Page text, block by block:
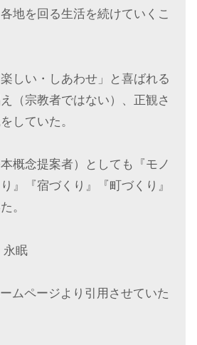
地を回る生活を続けていくこ
しい・しあわせ」と喜ばれる
（宗教者ではない）、正観さ
していた。
概念提案者）としても『モノ
』『宿づくり』『町づくり』
。
眠
ムページより引用させていた